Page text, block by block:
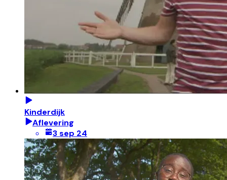
Kinderdijk
Aflevering
3 sep 24